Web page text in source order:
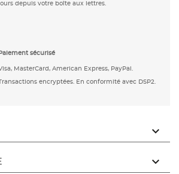
jours depuis votre boîte aux lettres.
Paiement sécurisé
MasterCard, American Express, PayPal.
encryptées. En conformité avec DSP2.

